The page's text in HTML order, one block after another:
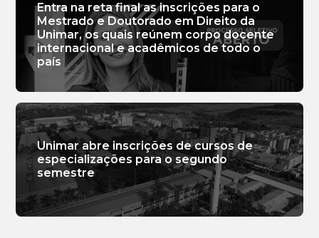
Entra na reta final as inscrições para o
Mestrado e Doutorado em Direito da
Unimar, os quais reúnem corpo docente
internacional e acadêmicos de todo o
país
Unimar abre inscrições de cursos de
especializações para o segundo
semestre